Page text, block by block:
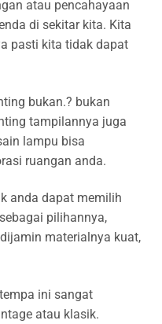
atau pencahayaan
di sekitar kita. Kita
pasti kita tidak dapat
bukan.? bukan
tampilannya juga
lampu bisa
ruangan anda.
anda dapat memilih
pilihannya,
materialnya kuat,
ini sangat
atau klasik.